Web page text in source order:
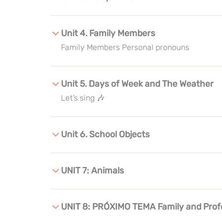
Unit 4. Family Members
Family Members Personal pronouns
Unit 5. Days of Week and The Weather
Let’s sing 🎶
Unit 6. School Objects
UNIT 7: Animals
UNIT 8: PRÓXIMO TEMA Family and